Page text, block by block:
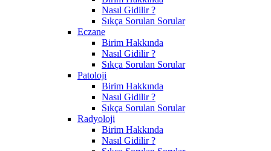
Nasıl Gidilir ?
Sıkça Sorulan Sorular
Eczane
Birim Hakkında
Nasıl Gidilir ?
Sıkça Sorulan Sorular
Patoloji
Birim Hakkında
Nasıl Gidilir ?
Sıkça Sorulan Sorular
Radyoloji
Birim Hakkında
Nasıl Gidilir ?